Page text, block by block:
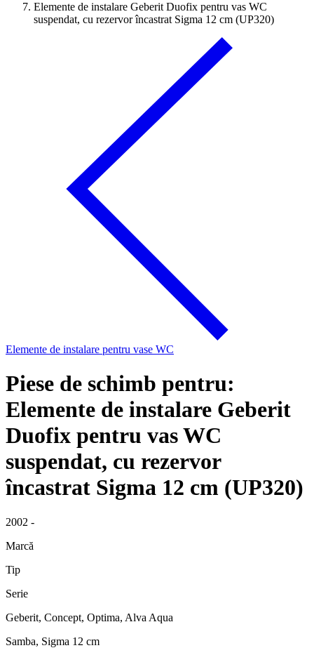
Elemente de instalare Geberit Duofix pentru vas WC
suspendat, cu rezervor încastrat Sigma 12 cm (UP320)
Elemente de instalare pentru vase WC
Piese de schimb pentru:
Elemente de instalare Geberit
Duofix pentru vas WC
suspendat, cu rezervor
încastrat Sigma 12 cm (UP320)
2002 -
Marcă
Tip
Serie
Geberit, Concept, Optima, Alva Aqua
Samba, Sigma 12 cm